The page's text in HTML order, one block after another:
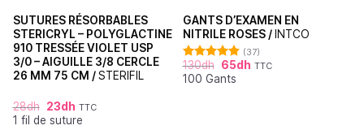
SUTURES RÉSORBABLES
STERICRYL – POLYGLACTINE
910 TRESSÉE VIOLET USP
3/0 – AIGUILLE 3/8 CERCLE
26 MM 75 CM /STERIFIL
28dh 23dh TTC
1 fil de suture
GANTS D’EXAMEN EN
NITRILE ROSES / INTCO
Note4.86
sur 5
(37)
130dh 65dh TTC
100 Gants